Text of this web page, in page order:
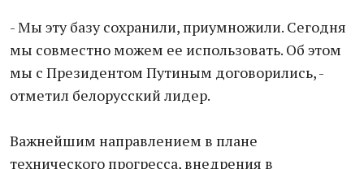
- Мы эту базу сохранили, приумножили. Сегодня
мы совместно можем ее использовать. Об этом
мы с Президентом Путиным договорились, -
отметил белорусский лидер.
Важнейшим направлением в плане
технического прогресса, внедрения в